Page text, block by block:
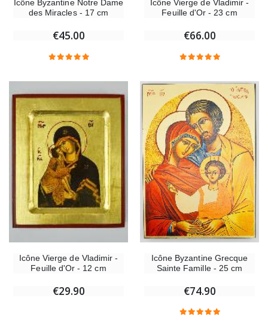
Icône Byzantine Notre Dame
des Miracles - 17 cm
€45.00
Icône Vierge de Vladimir -
Feuille d'Or - 23 cm
€66.00
Icône Vierge de Vladimir -
Feuille d'Or - 12 cm
€29.90
Icône Byzantine Grecque
Sainte Famille - 25 cm
€74.90
€23.00 €4.90